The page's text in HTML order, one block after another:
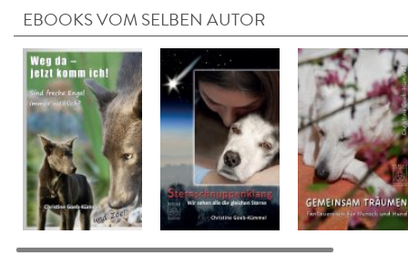
EBOOKS VOM SELBEN AUTOR